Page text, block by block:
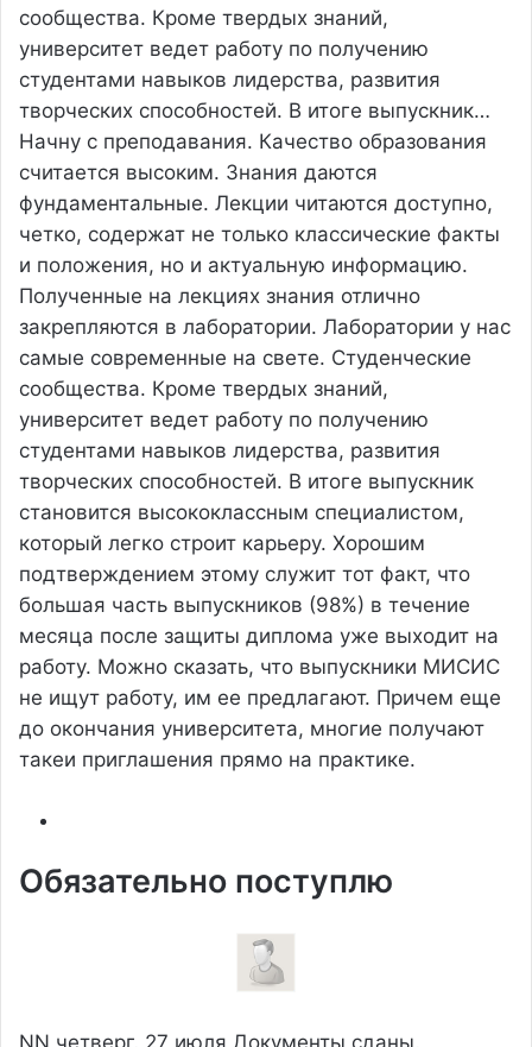
сообщества. Кроме твердых знаний,
университет ведет работу по получению
студентами навыков лидерства, развития
творческих способностей. В итоге выпускник…
Начну с преподавания. Качество образования
считается высоким. Знания даются
фундаментальные. Лекции читаются доступно,
четко, содержат не только классические факты
и положения, но и актуальную информацию.
Полученные на лекциях знания отлично
закрепляются в лаборатории. Лаборатории у нас
самые современные на свете. Студенческие
сообщества. Кроме твердых знаний,
университет ведет работу по получению
студентами навыков лидерства, развития
творческих способностей. В итоге выпускник
становится высококлассным специалистом,
который легко строит карьеру. Хорошим
подтверждением этому служит тот факт, что
большая часть выпускников (98%) в течение
месяца после защиты диплома уже выходит на
работу. Можно сказать, что выпускники МИСИС
не ищут работу, им ее предлагают. Причем еще
до окончания университета, многие получают
такеи приглашения прямо на практике.
Обязательно поступлю